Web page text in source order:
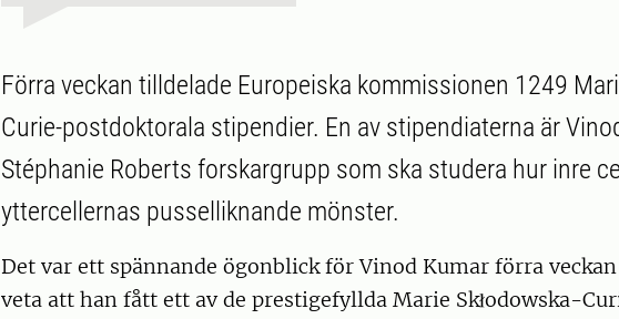
Förra veckan tilldelade Europeiska kommissionen 1249
Curie-postdoktorala stipendier. En av stipendiaterna är
Stéphanie Roberts forskargrupp som ska studera hur inre
yttercellernas pusselliknande mönster.
Det var ett spännande ögonblick för Vinod Kumar förra
veta att han fått ett av de prestigefyllda Marie Skłodowska-